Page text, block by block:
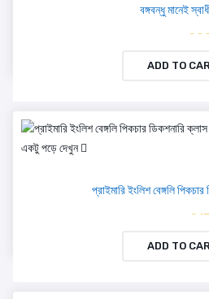
বঙ্গবন্ধু মানেই
৳
ADD TO
একটু পড়ে দেখুন
প্রাইমারি ইংলিশ বেঙ্গলি
৳
ADD TO